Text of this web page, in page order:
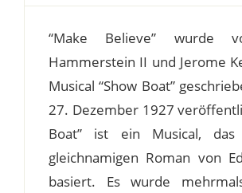
“Make Believe” wurde
Hammerstein II und Jerome
Musical “Show Boat”
27. Dezember 1927
Boat” ist ein Musical,
gleichnamigen Roman von
basiert. Es wurde